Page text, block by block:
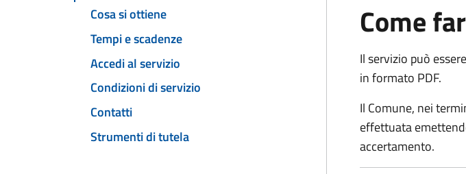
Cosa si ottiene
Tempi e scadenze
Accedi al servizio
Condizioni di servizio
Contatti
Strumenti di tutela
Come
Il servizio può
in formato PDF.
Il Comune, nei
effettuata
accertamento.